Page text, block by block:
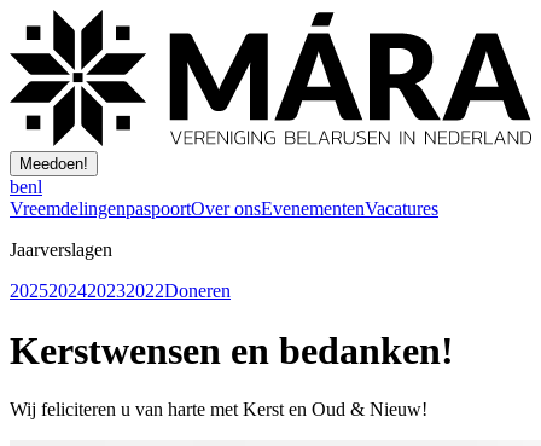
Meedoen!
benl
VreemdelingenpaspoortOver onsEvenementenVacatures
Jaarverslagen
2025202420232022Doneren
Kerstwensen en bedanken!
Wij feliciteren u van harte met Kerst en Oud & Nieuw!